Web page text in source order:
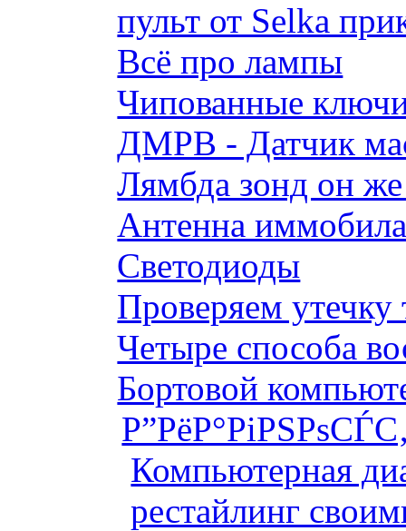
пульт от Selka
Всё про лампы
Чипованные
ДМРВ - Датчик
Лямбда зонд он
Антенна
Светодиоды
Проверяем утечку
Четыре способа
Бортовой
Компьютерная
рестайлинг